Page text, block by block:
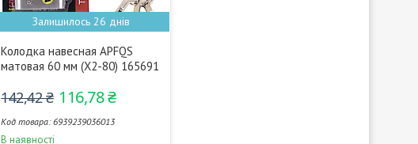
Залишилось 26 днів
Колодка навесная APFQS
матовая 60 мм (X2-80) 165691
142,42 ₴ 116,78 ₴
6939239036013
В наявності